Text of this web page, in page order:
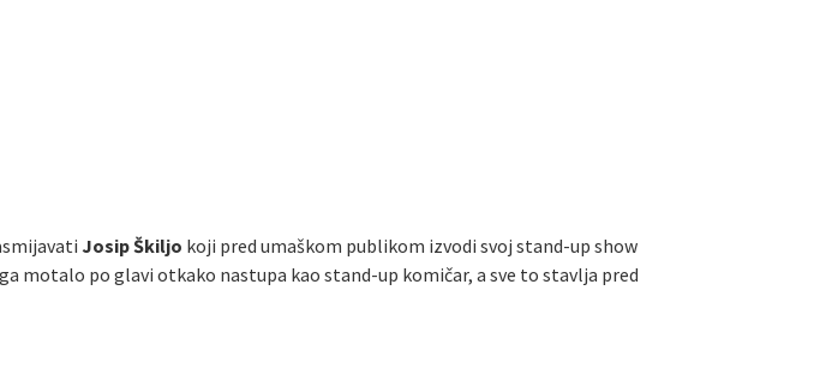
Josip Škiljo koji pred umaškom publikom izvodi svoj stand-up show
motalo po glavi otkako nastupa kao stand-up komičar, a sve to stavlja pred